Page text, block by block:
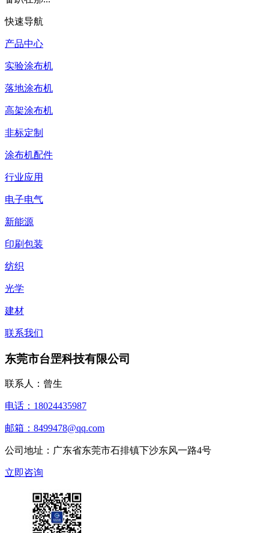
快速导航
产品中心
实验涂布机
落地涂布机
高架涂布机
非标定制
涂布机配件
行业应用
电子电气
新能源
印刷包装
纺织
光学
建材
联系我们
东莞市台罡科技有限公司
联系人：曾生
电话：18024435987
邮箱：8499478@qq.com
公司地址：广东省东莞市石排镇下沙东风一路4号
立即咨询